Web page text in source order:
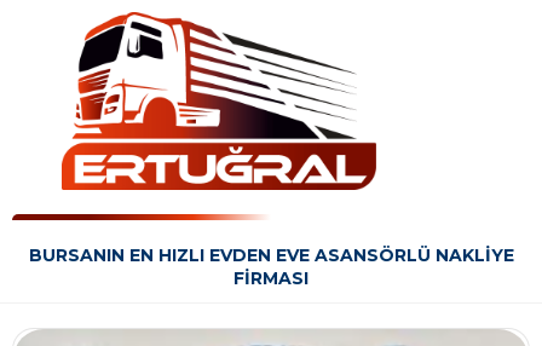
BURSANIN EN HIZLI EVDEN EVE ASANSÖRLÜ NAKLIYE
FIRMASI